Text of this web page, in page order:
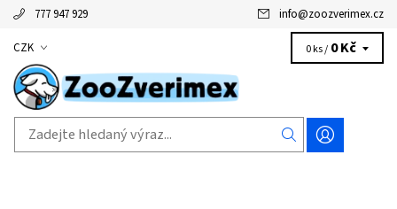
777 947 929 info@zoozverimex.cz
CZK 0 ks / 0 Kč